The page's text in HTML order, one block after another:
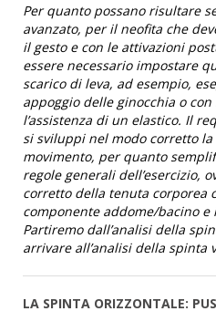
Per quanto possano risultare
avanzato, per il neofita che
il gesto e con le attivazioni
essere necessario impostare
scarico di leva, ad esempio,
appoggio delle ginocchia o
l’assistenza di un elastico. Il
si sviluppi nel modo corretto
movimento, per quanto
regole generali dell’esercizio,
corretto della tenuta corporea
componente addome/bacino e
Partiremo dall’analisi della
arrivare all’analisi della spinta
LA SPINTA ORIZZONTALE: